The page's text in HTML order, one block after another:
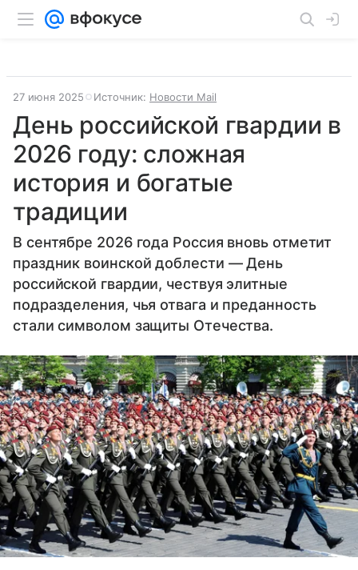
27 июня 2025 Источник: Новости Mail
День российской гвардии в
2026 году: сложная
история и богатые
традиции
В сентябре 2026 года Россия вновь отметит
праздник воинской доблести — День
российской гвардии, чествуя элитные
подразделения, чья отвага и преданность
стали символом защиты Отечества.